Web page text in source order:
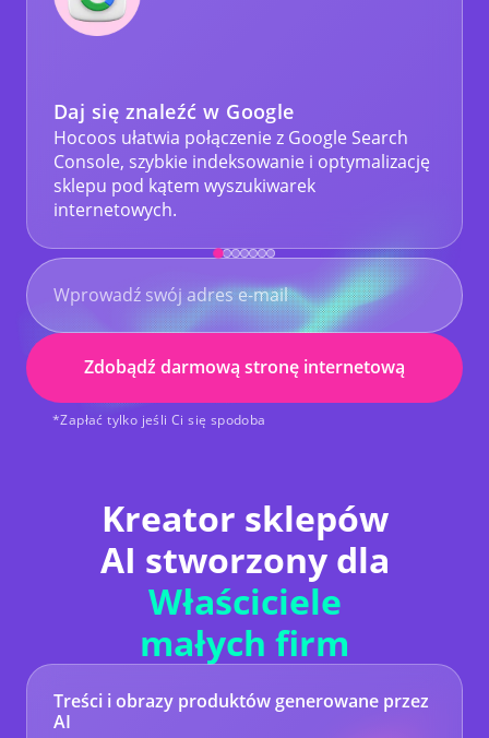
Daj się znaleźć w Google
Hocoos ułatwia połączenie z Google Search
Console, szybkie indeksowanie i optymalizację
sklepu pod kątem wyszukiwarek
internetowych.
Zdobądź darmową stronę internetową
*Zapłać tylko jeśli Ci się spodoba
Kreator sklepów
AI stworzony dla
Właściciele
małych firm
Treści i obrazy produktów generowane przez
AI